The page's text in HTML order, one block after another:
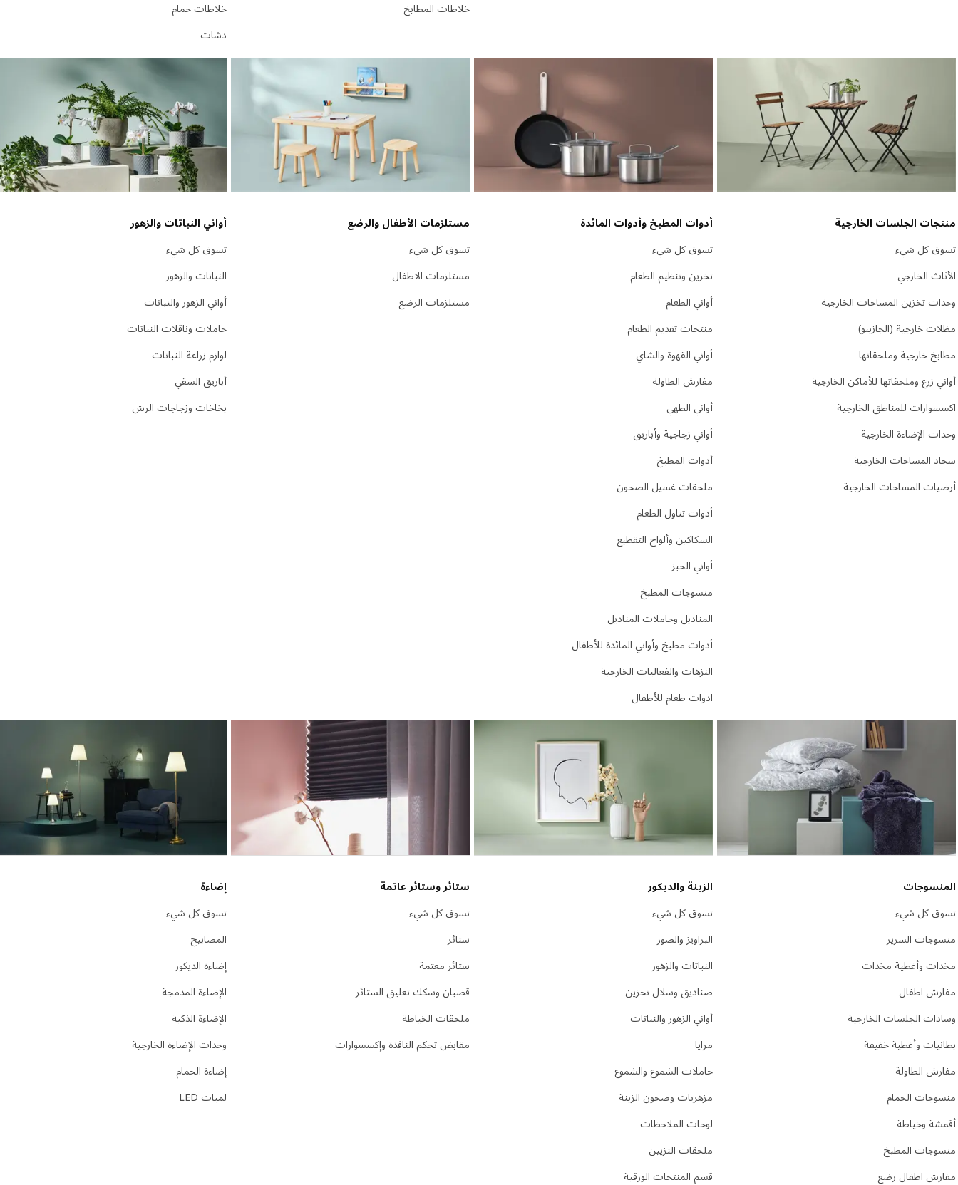
خلاطات المطابخ
خلاطات حمام
دشات
منتجات الجلسات الخارجية
تسوق كل شيء
الأثاث الخارجي
وحدات تخزين المساحات الخارجية
مظلات خارجية (الجازيبو)
مطابخ خارجية وملحقاتها
أواني زرع وملحقاتها للأماكن الخارجية
اكسسوارات للمناطق الخارجية
وحدات الإضاءة الخارجية
سجاد المساحات الخارجية
أرضيات المساحات الخارجية
أدوات المطبخ وأدوات المائدة
تسوق كل شيء
تخزين وتنظيم الطعام
أواني الطعام
منتجات تقديم الطعام
أواني القهوة والشاي
مفارش الطاولة
أواني الطهي
أواني زجاجية وأباريق
أدوات المطبخ
ملحقات غسيل الصحون
أدوات تناول الطعام
السكاكين وألواح التقطيع
أواني الخبز
منسوجات المطبخ
المناديل وحاملات المناديل
أدوات مطبخ وأواني المائدة للأطفال
النزهات والفعاليات الخارجية
ادوات طعام للأطفال
مستلزمات الأطفال والرضع
تسوق كل شيء
مستلزمات الاطفال
مستلزمات الرضع
أواني النباتات والزهور
تسوق كل شيء
النباتات والزهور
أواني الزهور والنباتات
حاملات وناقلات النباتات
لوازم زراعة النباتات
أباريق السقي
بخاخات وزجاجات الرش
المنسوجات
تسوق كل شيء
منسوجات السرير
مخدات وأغطية مخدات
مفارش اطفال
وسادات الجلسات الخارجية
بطانيات وأغطية خفيفة
مفارش الطاولة
منسوجات الحمام
أقمشة وخياطة
منسوجات المطبخ
مفارش اطفال رضع
الزينة والديكور
تسوق كل شيء
البراويز والصور
النباتات والزهور
صناديق وسلال تخزين
أواني الزهور والنباتات
مرايا
حاملات الشموع والشموع
مزهريات وصحون الزينة
لوحات الملاحظات
ملحقات التزيين
قسم المنتجات الورقية
ستائر وستائر عاتمة
تسوق كل شيء
ستائر
ستائر معتمة
قضبان وسكك تعليق الستائر
ملحقات الخياطة
مقابض تحكم النافذة وإكسسوارات
إضاءة
تسوق كل شيء
المصابيح
إضاءة الديكور
الإضاءة المدمجة
الإضاءة الذكية
وحدات الإضاءة الخارجية
إضاءة الحمام
لمبات LED